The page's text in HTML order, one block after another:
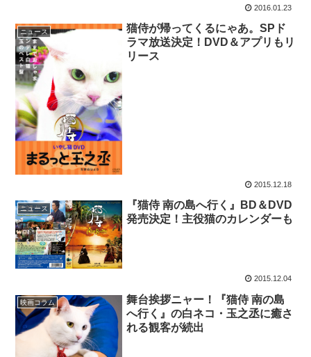
2016.01.23
ニュース
猫侍が帰ってくるにゃあ。SPド
ラマ放送決定！DVD＆アプリもリ
リース
2015.12.18
ニュース
『猫侍 南の島へ行く』BD＆DVD
発売決定！主役猫のカレンダーも
2015.12.04
映画コラム
舞台挨拶ニャー！『猫侍 南の島
へ行く』の白ネコ・玉之丞に癒さ
れる観客が続出